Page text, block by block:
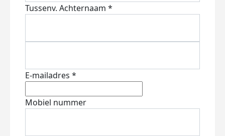
Tussenv. Achternaam *
E-mailadres *
Mobiel nummer